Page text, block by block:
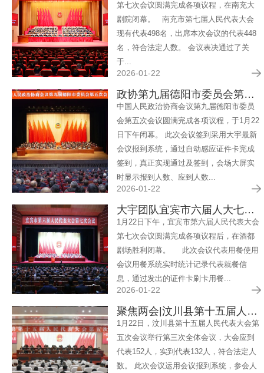
第七次会议圆满完成各项议程，在南充大
剧院闭幕。 南充市第七届人民代表大会
现有代表498名，出席本次会议的代表448
名，符合法定人数。 会议表决通过了关
于...
2026-01-22
政协第九届德阳市委员会第五次会议胜利闭幕会议服务保障任务圆满完成
中国人民政治协商会议第九届德阳市委员
会第五次会议圆满完成各项议程，于1月22
日下午闭幕。 此次会议签到采用大宇最新
会议报到系统，通过自动感应证件卡完成
签到，真正实现通过及签到，会场大屏实
时显示报到人数、应到人数...
2026-01-22
大宇团队宜宾市六届人大七次会议圆满服务
1月22日下午，宜宾市第六届人民代表大会
第七次会议圆满完成各项议程后，在酒都
剧场胜利闭幕。 此次会议代表用餐使用
会议用餐系统实时统计记录代表就餐信
息，通过发出的证件卡刷卡用餐...
2026-01-22
聚焦两会|汶川县第十五届人民代表大会第五次会议闭幕
1月22日，汶川县第十五届人民代表大会第
五次会议举行第三次全体会议，大会应到
代表152人，实到代表132人，符合法定人
数。 此次会议运用会议报到系统，参会人